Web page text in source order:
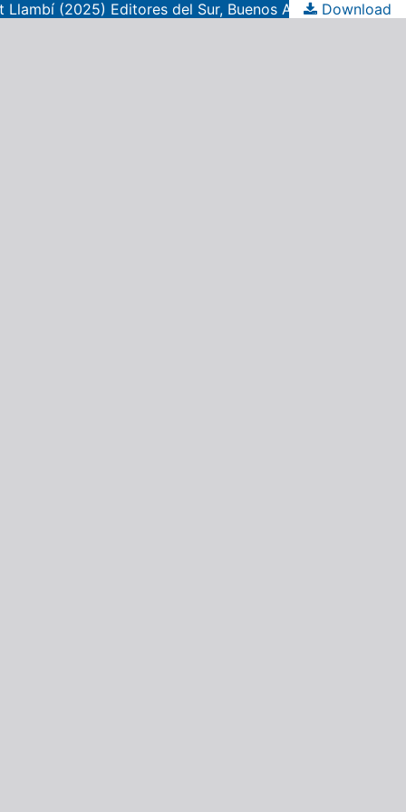
(2025) Editores del Sur, Buenos Aires Download